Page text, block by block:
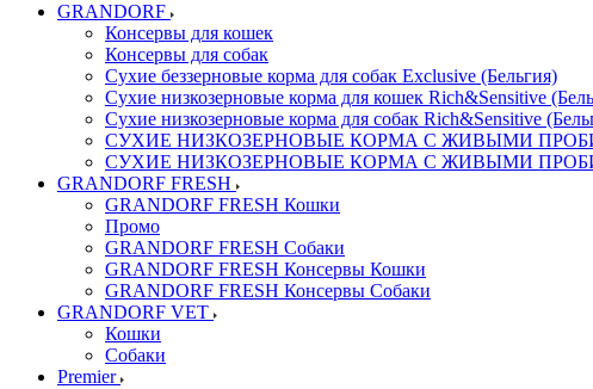
GRANDORF
Консервы для кошек
Консервы для собак
Сухие беззерновые корма для собак Exclusive (Бельгия)
Сухие низкозерновые корма для кошек Rich&Sensitive
Сухие низкозерновые корма для собак Rich&Sensitive
СУХИЕ НИЗКОЗЕРНОВЫЕ КОРМА С ЖИВЫМИ
СУХИЕ НИЗКОЗЕРНОВЫЕ КОРМА С ЖИВЫМИ
GRANDORF FRESH
GRANDORF FRESH Кошки
Промо
GRANDORF FRESH Собаки
GRANDORF FRESH Консервы Кошки
GRANDORF FRESH Консервы Собаки
GRANDORF VET
Кошки
Собаки
Premier